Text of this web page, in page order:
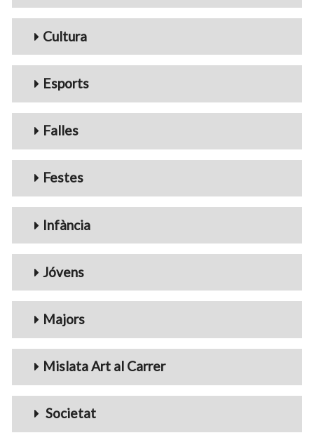
Cultura
Esports
Falles
Festes
Infància
Jóvens
Majors
Mislata Art al Carrer
Societat